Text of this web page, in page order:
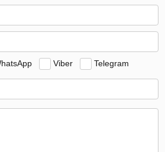
Viber Telegram